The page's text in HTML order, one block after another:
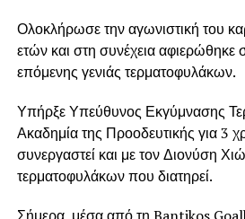
Ολοκλήρωσε την αγωνιστική του
ετών και στη συνέχεια αφιερώθηκε
επόμενης γενιάς τερματοφυλάκων.
Υπήρξε Υπεύθυνος Εκγύμνασης
Ακαδημία της Προοδευτικής για 3
συνεργαστεί και με τον Διονύση
τερματοφυλάκων που διατηρεί.